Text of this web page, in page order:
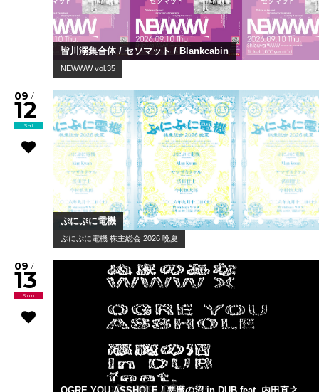
皆川溺集合体 / セソマット / Blankcabin
NEWWW vol.35
09 /
12
Sat
ぷにぷに電機
ぷにぷに電機 株主総会 2026 晩夏
09 /
13
Sun